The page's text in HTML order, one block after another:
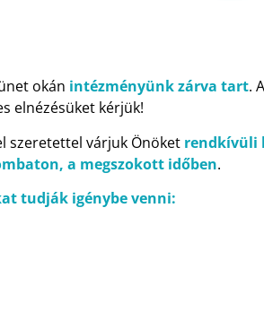
okán intézményünk zárva tart.
elnézésüket kérjük!
szeretettel várjuk Önöket rendkívüli
a megszokott időben.
tudják igénybe venni: